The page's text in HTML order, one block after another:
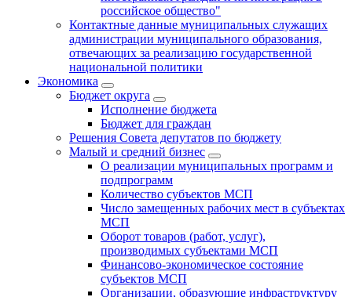
российское общество"
Контактные данные муниципальных служащих
администрации муниципального образования,
отвечающих за реализацию государственной
национальной политики
Экономика
Бюджет округa
Исполнение бюджета
Бюджет для граждан
Решения Совета депутатов по бюджету
Малый и средний бизнес
О реализации муниципальных программ и
подпрограмм
Количество субъектов МСП
Число замещенных рабочих мест в субъектах
МСП
Оборот товаров (работ, услуг),
производимых субъектами МСП
Финансово-экономическое состояние
субъектов МСП
Организации, образующие инфраструктуру